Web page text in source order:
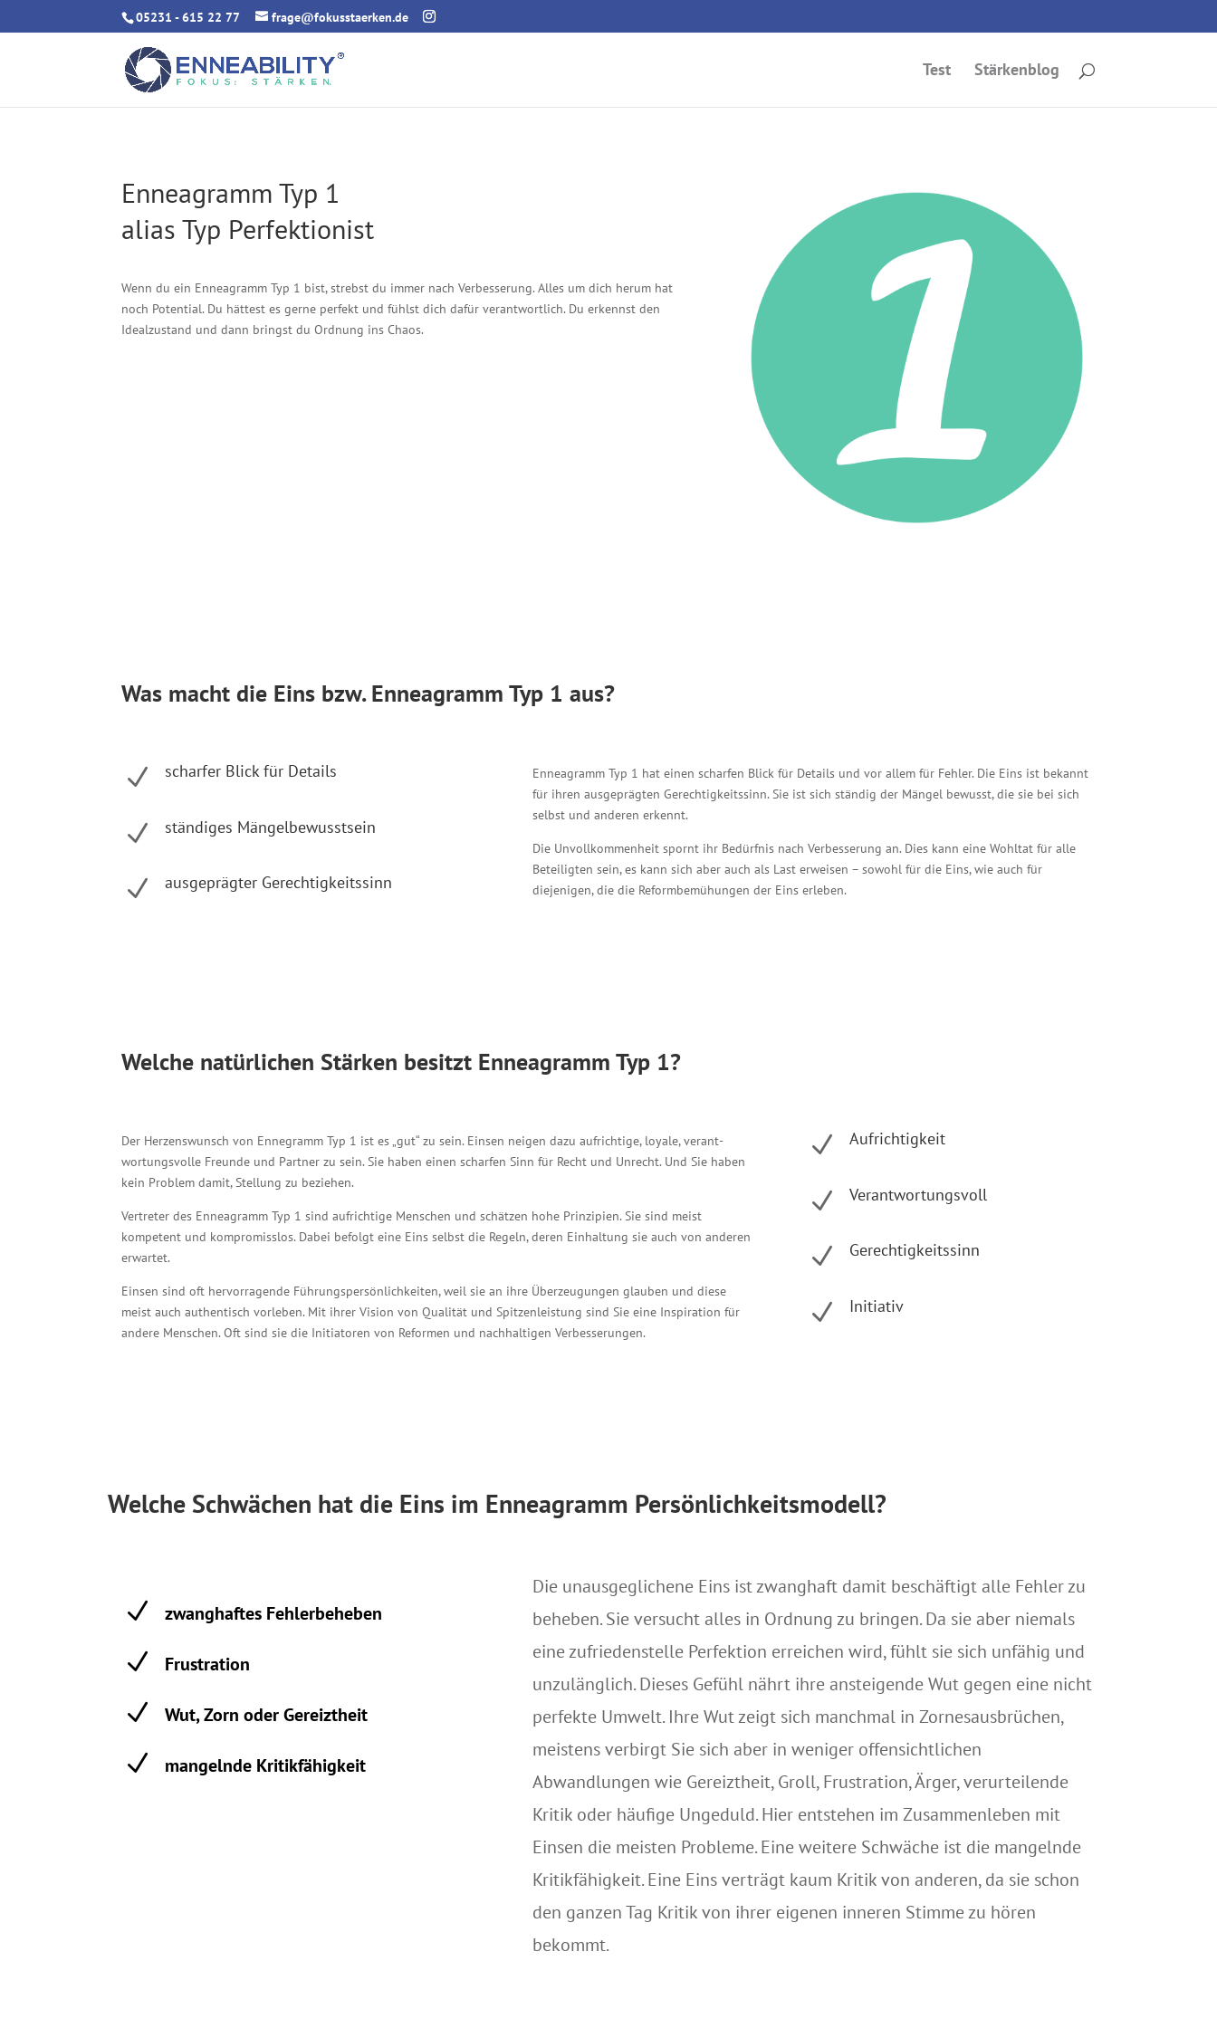
05231 - 615 22 77 frage@fokusstaerken.de
Test Stärkenblog
Enneagramm Typ 1
alias Typ Perfektionist
Wenn du ein Enneagramm Typ 1 bist, strebst du immer nach Verbesserung. Alles um dich herum hat
noch Potential. Du hättest es gerne perfekt und fühlst dich dafür verantwortlich. Du erkennst den
Idealzustand und dann bringst du Ordnung ins Chaos.
Was macht die Eins bzw. Enneagramm Typ 1 aus?
N scharfer Blick für Details
N ständiges Mängelbewusstsein
N ausgeprägter Gerechtigkeitssinn
Enneagramm Typ 1 hat einen scharfen Blick für Details und vor allem für Fehler. Die Eins ist bekannt
für ihren ausgeprägten Gerechtigkeitssinn. Sie ist sich ständig der Mängel bewusst, die sie bei sich
selbst und anderen erkennt.
Die Unvollkommenheit spornt ihr Bedürf­nis nach Verbesserung an. Dies kann eine Wohltat für alle
Beteiligten sein, es kann sich aber auch als Last erweisen – sowohl für die Eins, wie auch für
diejenigen, die die Reform­bemühungen der Eins erleben.
Welche natürlichen Stärken besitzt Enneagramm Typ 1?
Der Herzenswunsch von Ennegramm Typ 1 ist es „gut“ zu sein. Einsen neigen dazu aufrichtige, loyale, verant­
wortungs­volle Freunde und Partner zu sein. Sie haben einen scharfen Sinn für Recht und Unrecht. Und Sie haben
kein Problem damit, Stellung zu beziehen.
Vertreter des Enneagramm Typ 1 sind aufrichtige Menschen und schätzen hohe Prinzipien. Sie sind meist
kompetent und kompromiss­los. Dabei befolgt eine Eins selbst die Regeln, deren Einhal­tung sie auch von anderen
erwartet.
Einsen sind oft hervor­ragende Führungs­persön­lich­keiten, weil sie an ihre Über­zeugungen glauben und diese
meist auch authentisch vorleben. Mit ihrer Vision von Qualität und Spitzen­leistung sind Sie eine Inspiration für
andere Menschen. Oft sind sie die Initiatoren von Reform­en und nachhaltigen Verbesserungen.
N Aufrichtigkeit
N Verantwortungsvoll
N Gerechtigkeitssinn
N Initiativ
Welche Schwächen hat die Eins im Enneagramm Persönlichkeitsmodell?
N zwanghaftes Fehlerbeheben
N Frustration
N Wut, Zorn oder Gereiztheit
N mangelnde Kritikfähigkeit
Die unausgeglichene Eins ist zwanghaft damit beschäftigt alle Fehler zu
beheben. Sie versucht alles in Ordnung zu bringen. Da sie aber niemals
eine zufriedenstelle Perfektion erreichen wird, fühlt sie sich unfähig und
unzu­länglich. Dieses Gefühl nährt ihre an­steigen­de Wut gegen eine nicht
perfekte Umwelt. Ihre Wut zeigt sich manchmal in Zornesausbrüchen,
meistens verbirgt Sie sich aber in weniger offen­sicht­lichen
Abwandlungen wie Gereiztheit, Groll, Frustration, Ärger, verur­teilende
Kritik oder häufige Ungeduld. Hier entstehen im Zusammen­leben mit
Einsen die meisten Probleme. Eine weitere Schwäche ist die mangelnde
Kritikfähigkeit. Eine Eins verträgt kaum Kritik von anderen, da sie schon
den ganzen Tag Kritik von ihrer eigenen inneren Stimme zu hören
bekommt.